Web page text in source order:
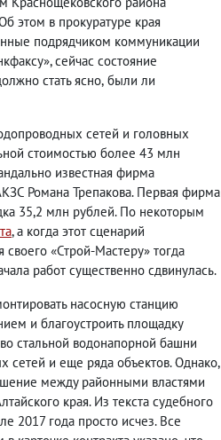
этом в прокуратуре края
подрядчиком коммуникации
сейчас состояние
стать ясно, были ли
сетей и головных
стоимостью более 43 млн
известная фирма
Романа Трепакова. Первая фирма
35,2 млн рублей. По некоторым
, а когда этот сценарий
своего «Строй-Мастеру» тогда
работ существенно сдвинулась.
насосную станцию
и благоустроить площадку
стальной водонапорной башни
сетей и еще ряда объектов.Однако,
между районными властями
края. Из текста судебного
2017 года просто исчез. Все